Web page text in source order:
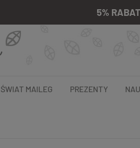
5%
ŚWIAT MAILEG PREZENTY